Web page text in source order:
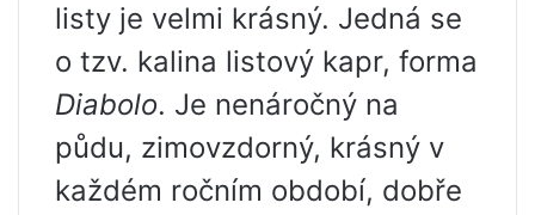
listy je velmi krásný. Jedná se
o tzv. kalina listový kapr, forma
Diabolo. Je nenáročný na
půdu, zimovzdorný, krásný v
každém ročním období, dobře